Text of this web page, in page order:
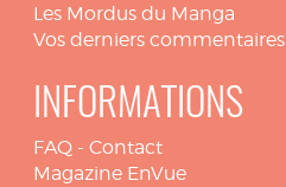
Les Mordus du Manga
Vos derniers commentaires
INFORMATIONS
FAQ - Contact
Magazine EnVue